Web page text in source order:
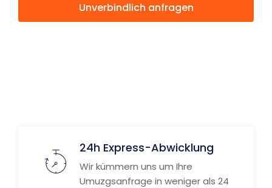
Unverbindlich anfragen
24h Express-Abwicklung
Wir kümmern uns um Ihre
Umuzgsanfrage in weniger als 24